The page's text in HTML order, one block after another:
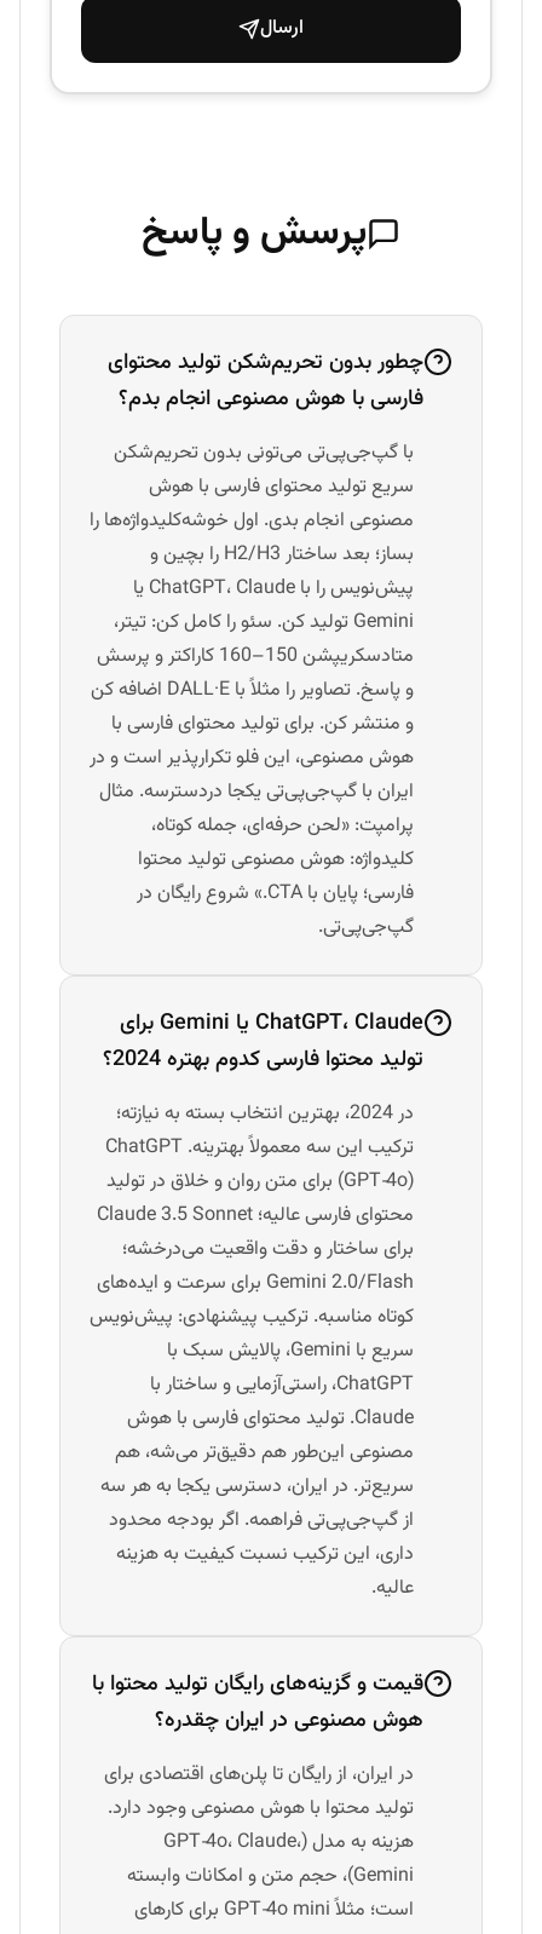
ارسال
پرسش و پاسخ
چطور بدون تحریم‌شکن تولید محتوای
فارسی با هوش مصنوعی انجام بدم؟
با گپ‌جی‌پی‌تی می‌تونی بدون تحریم‌شکن
سریع تولید محتوای فارسی با هوش
مصنوعی انجام بدی. اول خوشه‌کلیدواژه‌ها را
بساز؛ بعد ساختار H2/H3 را بچین و
پیش‌نویس را با ChatGPT، Claude یا
Gemini تولید کن. سئو را کامل کن: تیتر،
متادسکریپشن 150–160 کاراکتر و پرسش
و پاسخ. تصاویر را مثلاً با DALL·E اضافه کن
و منتشر کن. برای تولید محتوای فارسی با
هوش مصنوعی، این فلو تکرارپذیر است و در
ایران با گپ‌جی‌پی‌تی یکجا دردسترسه. مثال
پرامپت: «لحن حرفه‌ای، جمله کوتاه،
کلیدواژه: هوش مصنوعی تولید محتوا
فارسی؛ پایان با CTA.» شروع رایگان در
گپ‌جی‌پی‌تی.
ChatGPT، Claude یا Gemini برای
تولید محتوا فارسی کدوم بهتره 2024؟
در 2024، بهترین انتخاب بسته به نیازته؛
ترکیب این سه معمولاً بهترینه. ChatGPT
(GPT‑4o) برای متن روان و خلاق در تولید
محتوای فارسی عالیه؛ Claude 3.5 Sonnet
برای ساختار و دقت واقعیت می‌درخشه؛
Gemini 2.0/Flash برای سرعت و ایده‌های
کوتاه مناسبه. ترکیب پیشنهادی: پیش‌نویس
سریع با Gemini، پالایش سبک با
ChatGPT، راستی‌آزمایی و ساختار با
Claude. تولید محتوای فارسی با هوش
مصنوعی این‌طور هم دقیق‌تر می‌شه، هم
سریع‌تر. در ایران، دسترسی یکجا به هر سه
از گپ‌جی‌پی‌تی فراهمه. اگر بودجه محدود
داری، این ترکیب نسبت کیفیت به هزینه
عالیه.
قیمت و گزینه‌های رایگان تولید محتوا با
هوش مصنوعی در ایران چقدره؟
در ایران، از رایگان تا پلن‌های اقتصادی برای
تولید محتوا با هوش مصنوعی وجود دارد.
هزینه به مدل (GPT‑4o، Claude،
Gemini)، حجم متن و امکانات وابسته
است؛ مثلاً GPT‑4o mini برای کارهای